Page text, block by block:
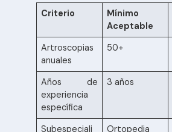
Criterio
Mínimo
Aceptable
Artroscopias
anuales
50+
Años de
experiencia
específica
3 años
Subespeciali
Ortopedia